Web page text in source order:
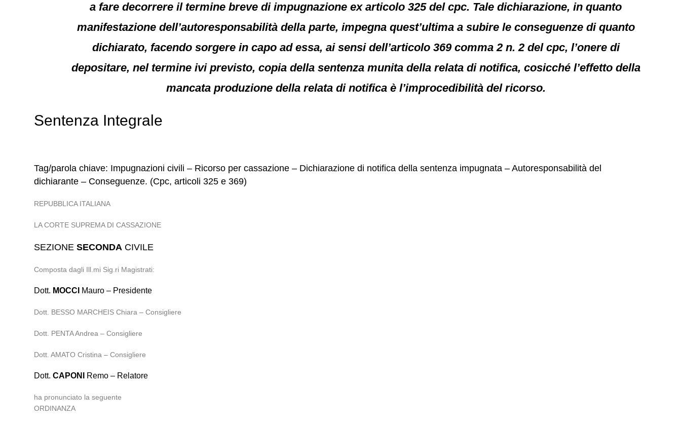
a fare decorrere il termine breve di impugnazione ex articolo 325 del cpc. Tale dichiarazione, in quanto
manifestazione dell’autoresponsabilità della parte, impegna quest’ultima a subire le conseguenze di quanto
dichiarato, facendo sorgere in capo ad essa, ai sensi dell’articolo 369 comma 2 n. 2 del cpc, l’onere di
depositare, nel termine ivi previsto, copia della sentenza munita della relata di notifica, cosicché l’effetto della
mancata produzione della relata di notifica è l’improcedibilità del ricorso.
Sentenza Integrale
Tag/parola chiave: Impugnazioni civili – Ricorso per cassazione – Dichiarazione di notifica della sentenza impugnata – Autoresponsabilità del
dichiarante – Conseguenze. (Cpc, articoli 325 e 369)
REPUBBLICA ITALIANA
LA CORTE SUPREMA DI CASSAZIONE
SEZIONESECONDA CIVILE
Composta dagli Ill.mi Sig.ri Magistrati:
Dott. MOCCI Mauro – Presidente
Dott. BESSO MARCHEIS Chiara – Consigliere
Dott. PENTA Andrea – Consigliere
Dott. AMATO Cristina – Consigliere
Dott.CAPONI Remo – Relatore
ha pronunciato la seguente
ORDINANZA